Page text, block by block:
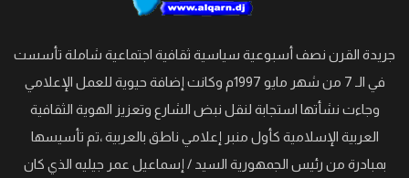
جريدة القرن نصف أسبوعية سياسية ثقافية اجتماعية شاملة تأسست
في الـ 7 من شهر مايو 1997م وكانت إضافة حيوية للعمل الإعلامي
وجاءت نشأتها استجابة لنقل نبض الشارع وتعزيز الهوية الثقافية
العربية الإسلامية كأول منبر إعلامي ناطق بالعربية ،تم تأسيسها
بمبادرة من رئيس الجمهورية السيد / إسماعيل عمر جيليه الذي كان